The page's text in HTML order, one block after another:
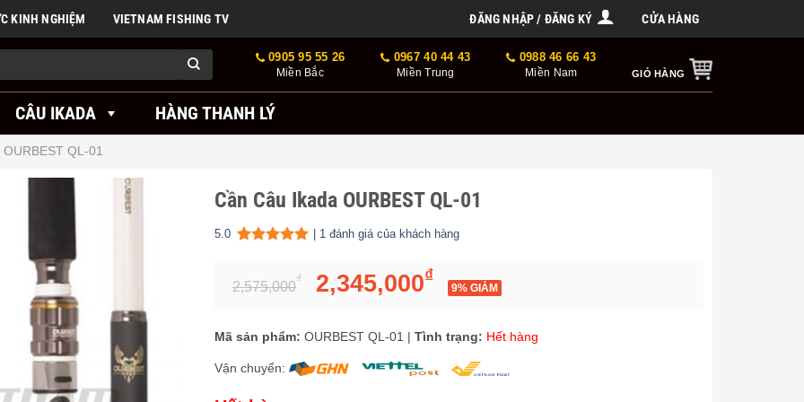
KINH NGHIỆM VIETNAM FISHING TV ĐĂNG NHẬP / ĐĂNG KÝ CỬA HÀNG
0905 95 55 26
Miền Bắc
0967 40 44 43
Miền Trung
0988 46 66 43
Miền Nam GIỎ HÀNG
CÂU IKADA HÀNG THANH LÝ
QL-01
Cần Câu Ikada OURBEST QL-01
5.0 1đánh giá của khách hàng
2,575,000
₫ 2,345,000₫
9% GIẢM
Mã sản phẩm: OURBEST QL-01 | Tình trạng: Hết hàng
Vận chuyển: